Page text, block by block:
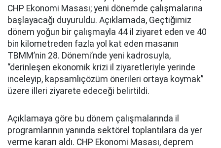
CHP Ekonomi Masası; yeni dönemde çalışmalarına
başlayacağı duyuruldu. Açıklamada, Geçtiğimiz
dönem yoğun bir çalışmayla 44 il ziyaret eden ve 40
bin kilometreden fazla yol kat eden masanın
TBMM’nin 28. Dönemi’nde yeni kadrosuyla,
“derinleşen ekonomik krizi il ziyaretleriyle yerinde
inceleyip, kapsamlıçözüm önerileri ortaya koymak”
üzere illeri ziyarete edeceği belirtildi.
Açıklamaya göre bu dönem çalışmalarında il
programlarının yanında sektörel toplantılara da yer
verme kararı aldı. CHP Ekonomi Masası, deprem